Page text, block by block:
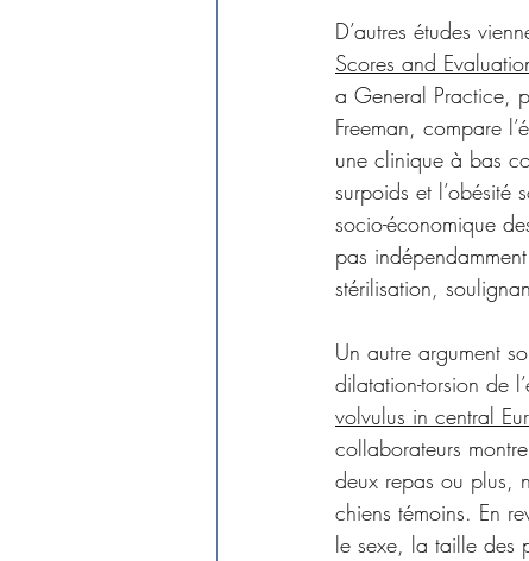
D’autres études
Scores and
a General Practice,
Freeman, compare
une clinique à bas
surpoids et l’obésité
socio-économique
pas
stérilisation,
Un autre argument
dilatation-torsion de
volvulus in central
collaborateurs
deux repas ou plus,
chiens témoins. En
le sexe, la taille des